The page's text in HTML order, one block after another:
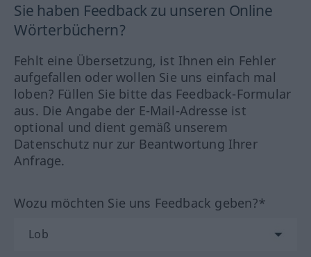
Sie haben Feedback zu unseren Online
Wörterbüchern?
Fehlt eine Übersetzung, ist Ihnen ein Fehler
aufgefallen oder wollen Sie uns einfach mal
loben? Füllen Sie bitte das Feedback-Formular
aus. Die Angabe der E-Mail-Adresse ist
optional und dient gemäß unserem
Datenschutz nur zur Beantwortung Ihrer
Anfrage.
Wozu möchten Sie uns Feedback geben?*